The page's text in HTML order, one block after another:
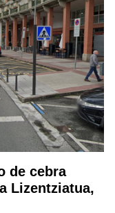
de cebra
Lizentziatua,